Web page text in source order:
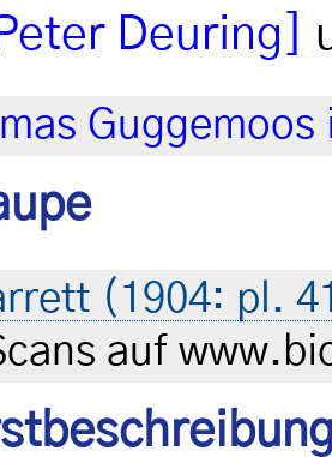
Deuring]
(1904: pl.
auf